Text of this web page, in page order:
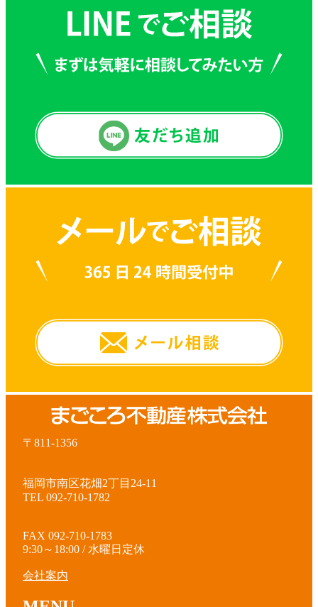
〒811-1356
福岡市南区花畑2丁目24-11
TEL 092-710-1782
FAX 092-710-1783
9:30～18:00 / 水曜日定休
会社案内